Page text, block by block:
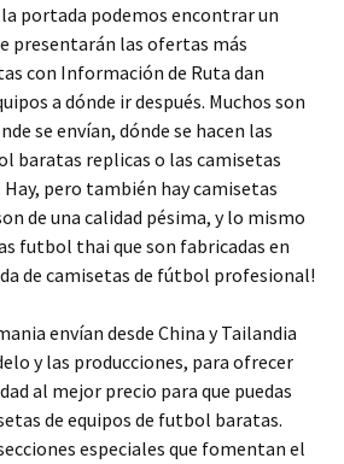
portada podemos encontrar un
presentarán las ofertas más
con Información de Ruta dan
a dónde ir después. Muchos son
se envían, dónde se hacen las
baratas replicas o las camisetas
pero también hay camisetas
de una calidad pésima, y lo mismo
futbol thai que son fabricadas en
de camisetas de fútbol profesional!
envían desde China y Tailandia
y las producciones, para ofrecer
al mejor precio para que puedas
de equipos de futbol baratas.
especiales que fomentan el